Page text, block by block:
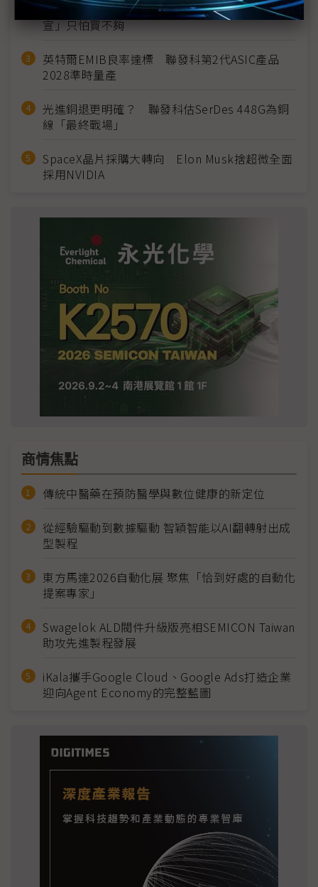
2027全年記憶體產能提前售罄 買家「祕而不
宣」只怕買不夠
英特爾EMIB良率達標 聯發科第2代ASIC產品
2028準時量產
光進銅退更明確？ 聯發科估SerDes 448G為銅
線「最終戰場」
SpaceX晶片採購大轉向 Elon Musk捨超微全面
採用NVIDIA
商情焦點
傳統中醫藥在預防醫學與數位健康的新定位
從經驗驅動到數據驅動 智穎智能以AI翻轉射出成
型製程
東方馬達2026自動化展 聚焦「恰到好處的自動化
提案專家」
Swagelok ALD閥件升級版亮相SEMICON Taiwan
助攻先進製程發展
iKala攜手Google Cloud、Google Ads打造企業
迎向Agent Economy的完整藍圖